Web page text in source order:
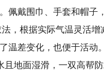
佩戴围巾、手套和帽子
根据实际气温灵活增
温差变化，也便于活动。
面湿滑，一双高帮防